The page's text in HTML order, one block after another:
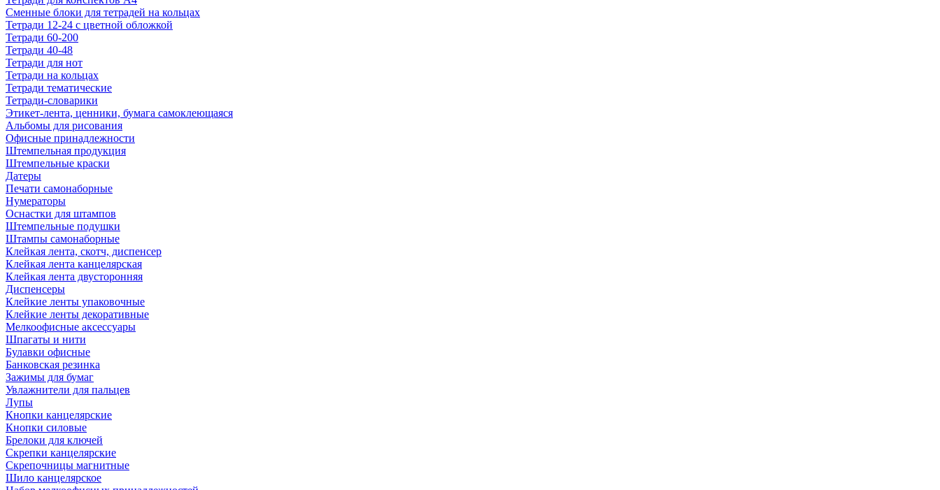
Сменные блоки для тетрадей на кольцах
Тетради 12-24 с цветной обложкой
Тетради 60-200
Тетради 40-48
Тетради для нот
Тетради на кольцах
Тетради тематические
Тетради-словарики
Этикет-лента, ценники, бумага самоклеющаяся
Альбомы для рисования
Офисные принадлежности
Штемпельная продукция
Штемпельные краски
Датеры
Печати самонаборные
Нумераторы
Оснастки для штампов
Штемпельные подушки
Штампы самонаборные
Клейкая лента, скотч, диспенсер
Клейкая лента канцелярская
Клейкая лента двусторонняя
Диспенсеры
Клейкие ленты упаковочные
Клейкие ленты декоративные
Мелкоофисные аксессуары
Шпагаты и нити
Булавки офисные
Банковская резинка
Зажимы для бумаг
Увлажнители для пальцев
Лупы
Кнопки канцелярские
Кнопки силовые
Брелоки для ключей
Скрепки канцелярские
Скрепочницы магнитные
Шило канцелярское